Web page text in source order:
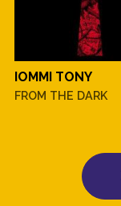
IOMMI TONY
FROM THE DARK